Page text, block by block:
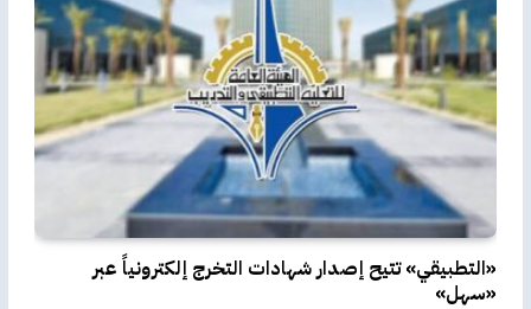
«التطبيقي» تتيح إصدار شهادات التخرج إلكترونياً عبر
«سهل»